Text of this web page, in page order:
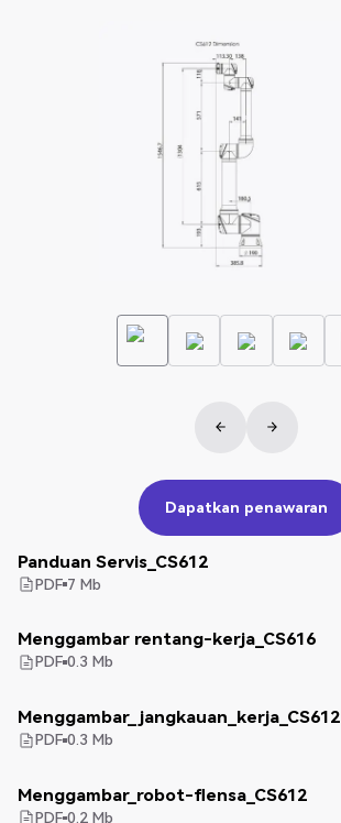
Dapatkan penawaran
Dapatkan penawaran
Panduan Servis_CS612
PDF 7 Mb
Menggambar rentang-kerja_CS616
PDF 0.3 Mb
Menggambar_jangkauan_kerja_CS612
PDF 0.3 Mb
Menggambar_robot-flensa_CS612
PDF 0.2Mb